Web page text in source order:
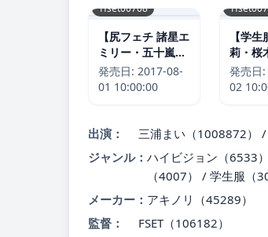
ン突き｜
1trct00510
1fset00708
【尻フェチ 諸星エ
ミリー・五十嵐星
蘭・小野寺梨紗】
扇風機で涼むTバ
｜1fset00708
発売日: 2017-08-
01 10:00:00
【学
莉・桜
みひな
な、永
ツ学園
発売日:
02
出演：
三浦まい（1008872）
ジャンル： ハイビジョン（6533
（4007） / 学生服（
メーカー： アキノリ（45289）
監督：
FSET（106182）